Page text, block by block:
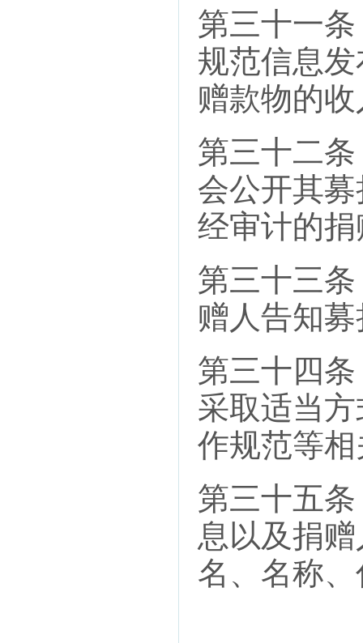
第三十一
规范信息
赠款物的
第三十二
会公开其
经审计的
第三十三
赠人告知
第三十四
采取适当
作规范等
第三十五
息以及捐
名、名称